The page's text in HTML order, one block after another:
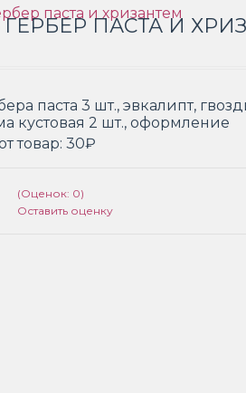
паста и хризантем
ГЕРБЕР ПАСТА И
паста 3 шт., эвкалипт,
кустовая 2 шт., оформление
товар: 30₽
(Оценок: 0)
Оставить оценку